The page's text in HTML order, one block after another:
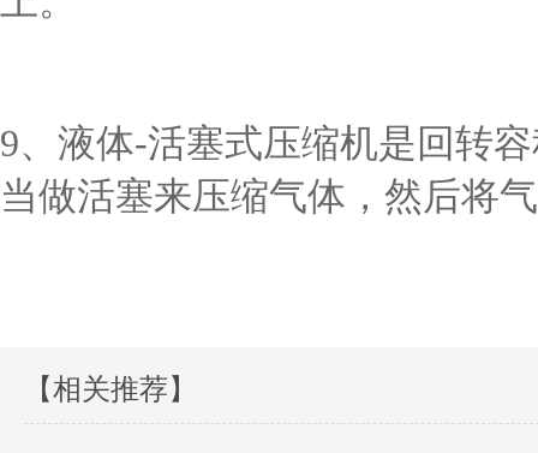
9、液体-活塞式压缩机是回转
当做活塞来压缩气体，然后将
【相关推荐】